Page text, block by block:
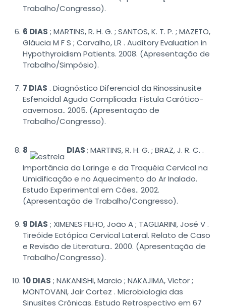
Trabalho/Congresso).
6 DIAS ; MARTINS, R. H. G. ; SANTOS, K. T. P. ; MAZETO,
Gláucia M F S ; Carvalho, LR . Auditory Evaluation in
Hypothyroidism Patients. 2008. (Apresentação de
Trabalho/Simpósio).
7 DIAS . Diagnóstico Diferencial da Rinossinusite
Esfenoidal Aguda Complicada: Fístula Carótico-
cavernosa.. 2005. (Apresentação de
Trabalho/Congresso).
8 DIAS; MARTINS, R. H. G. ; BRAZ, J. R. C. .
Importância da Laringe e da Traquéia Cervical na
Umidificação e no Aquecimento do Ar Inalado.
Estudo Experimental em Cães.. 2002.
(Apresentação de Trabalho/Congresso).
9 DIAS ; XIMENES FILHO, João A ; TAGLIARINI, José V .
Tireóide Ectópica Cervical Lateral. Relato de Caso
e Revisão de Literatura.. 2000. (Apresentação de
Trabalho/Congresso).
10 DIAS ; NAKANISHI, Marcio ; NAKAJIMA, Victor ;
MONTOVANI, Jair Cortez . Microbiologia das
Sinusites Crônicas. Estudo Retrospectivo em 67